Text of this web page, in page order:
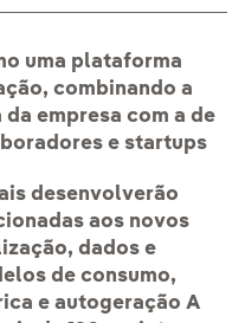
uma plataforma
combinando a
empresa com a de
e startups
desenvolverão
aos novos
dados e
de consumo,
e autogeração A